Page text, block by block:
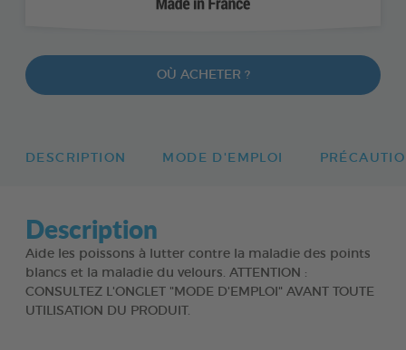
OÙ ACHETER ?
DESCRIPTION MODE D'EMPLOI
Description
Aide les poissons à lutter contre la maladie des points
blancs et la maladie du velours. ATTENTION :
CONSULTEZ L'ONGLET "MODE D'EMPLOI" AVANT TOUTE
UTILISATION DU PRODUIT.